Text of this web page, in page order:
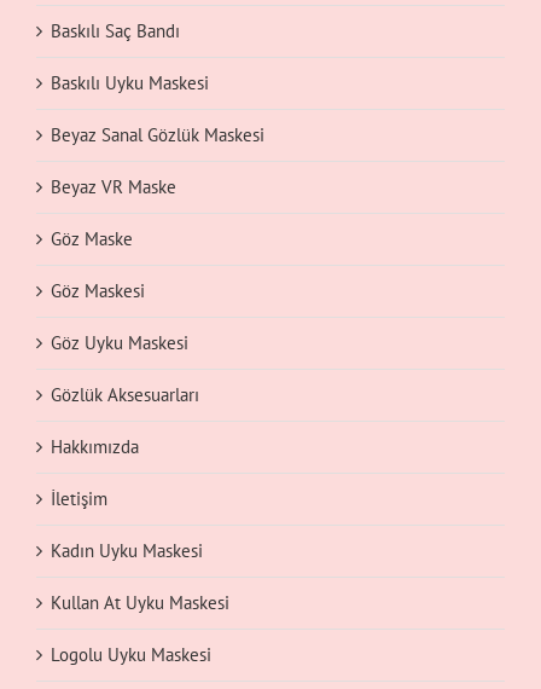
Baskılı Saç Bandı
Baskılı Uyku Maskesi
Beyaz Sanal Gözlük Maskesi
Beyaz VR Maske
Göz Maske
Göz Maskesi
Göz Uyku Maskesi
Gözlük Aksesuarları
Hakkımızda
İletişim
Kadın Uyku Maskesi
Kullan At Uyku Maskesi
Logolu Uyku Maskesi